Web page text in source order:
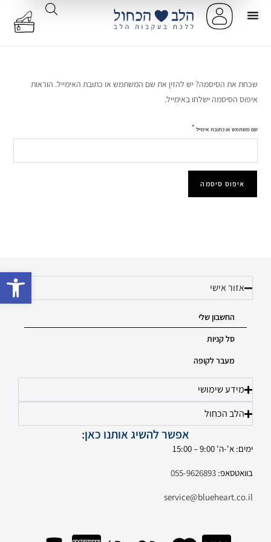
שכחת את הסיסמה? יש להזין את שם המשתמש או כתובת האימייל. הוראות
איפוס הסיסמה ישלחו באימייל.
שם משתמש או כתובת אימייל *
איפוס סיסמה
אזור אישי
החשבון שלי
סל קניות
מעבר לקופה
מידע שימושי
הלב הכחול
אפשר להשיג אותנו כאן:
ימים: א'-ה' 9:00 – 15:00
בוואטסאפ: 055-9626893
service@blueheart.co.il